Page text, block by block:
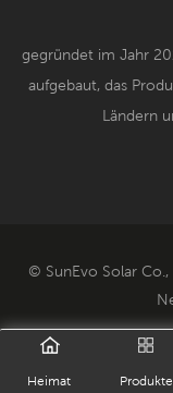
gegründet im Jahr
aufgebaut, das
Ländern
© SunEvo Solar
Heimat Produkte